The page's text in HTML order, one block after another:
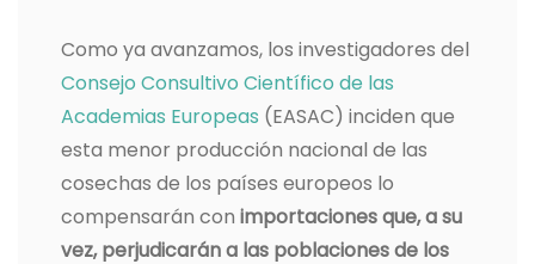
Como ya avanzamos, los investigadores del
Consejo Consultivo Científico de las
Academias Europeas (EASAC) inciden que
esta menor producción nacional de las
cosechas de los países europeos lo
compensarán con importaciones que, a su
vez, perjudicarán a las poblaciones de los